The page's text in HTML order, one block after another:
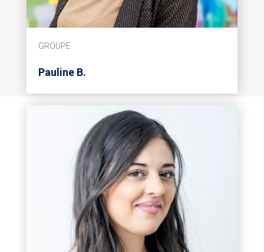
GROUPE
Pauline B.